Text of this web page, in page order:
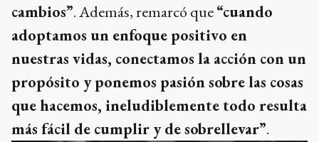
cambios”. Además, remarcó que“cuando
adoptamos un enfoque positivo en
nuestras vidas, conectamos la acción con un
propósito y ponemos pasión sobre las cosas
que hacemos, ineludiblemente todo resulta
más fácil de cumplir y de sobrellevar”.